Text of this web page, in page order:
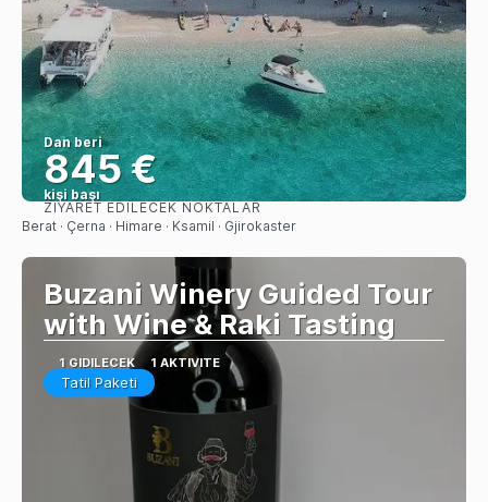
Dan beri
845 €
kişi başı
Görüntüle
ZIYARET EDILECEK NOKTALAR
Berat · Çerna · Himare · Ksamil · Gjirokaster
Buzani Winery Guided Tour
with Wine & Raki Tasting
1 GIDILECEK 1 AKTIVITE
Tatil Paketi